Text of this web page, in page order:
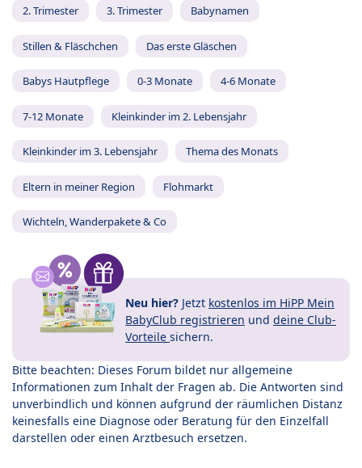
2. Trimester 3. Trimester Babynamen
Stillen & Fläschchen Das erste Gläschen
Babys Hautpflege 0-3 Monate 4-6 Monate
7-12 Monate Kleinkinder im 2. Lebensjahr
Kleinkinder im 3. Lebensjahr Thema des Monats
Eltern in meiner Region Flohmarkt
Wichteln, Wanderpakete & Co
Neu hier? Jetzt kostenlos im HiPP Mein
BabyClub registrieren und deine Club-
Vorteile sichern.
Bitte beachten: Dieses Forum bildet nur allgemeine
Informationen zum Inhalt der Fragen ab. Die Antworten sind
unverbindlich und können aufgrund der räumlichen Distanz
keinesfalls eine Diagnose oder Beratung für den Einzelfall
darstellen oder einen Arztbesuch ersetzen.